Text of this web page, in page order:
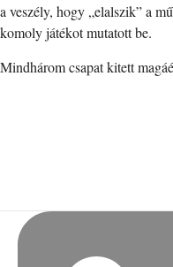
a veszély, hogy „elalszik” a
komoly játékot mutatott be.
Mindhárom csapat kitett